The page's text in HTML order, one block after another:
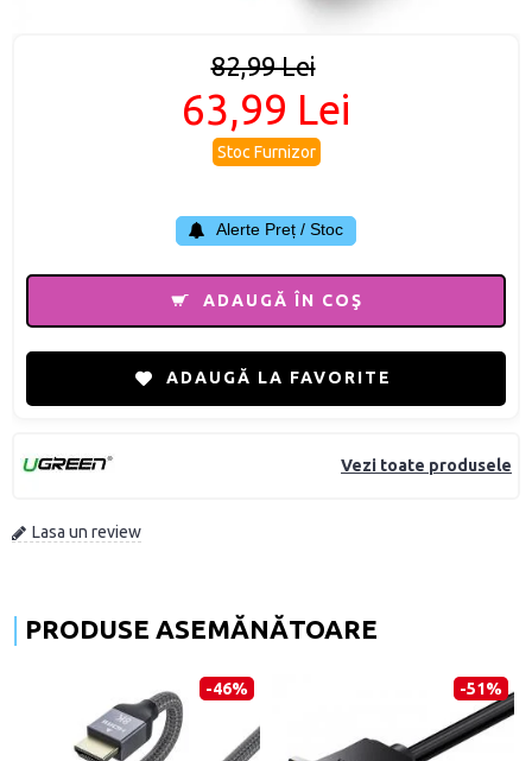
Vezi toate produsele
Lasa un review
82,99 Lei
63,99 Lei
Stoc Furnizor
Alerte Preț / Stoc
ADAUGĂ ÎN COŞ
ADAUGĂ LA FAVORITE
PRODUSE ASEMĂNĂTOARE
-46% -51%